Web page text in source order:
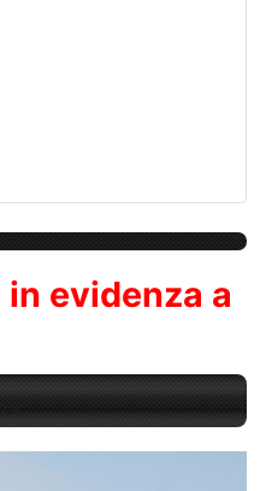
in evidenza a